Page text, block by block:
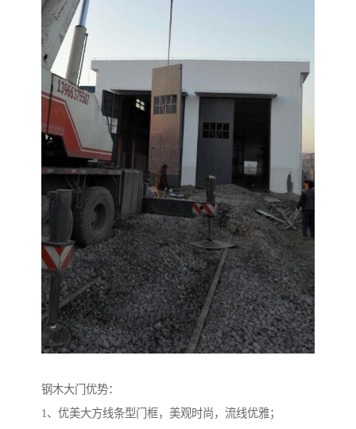
钢木大门优势：
1、优美大方线条型门框，美观时尚，流线优雅；